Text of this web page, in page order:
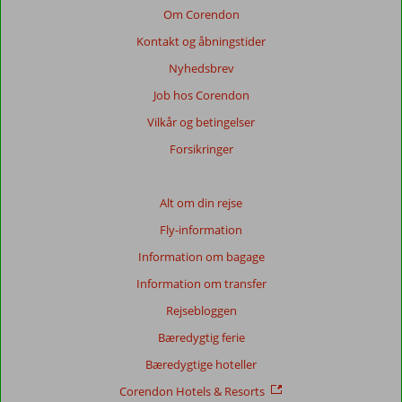
Om Corendon
Kontakt og åbningstider
Nyhedsbrev
Job hos Corendon
Vilkår og betingelser
Forsikringer
Alt om din rejse
Fly-information
Information om bagage
Information om transfer
Rejsebloggen
Bæredygtig ferie
Bæredygtige hoteller
Corendon Hotels & Resorts